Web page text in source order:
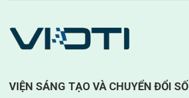
VIỆN SÁNG TẠO VÀ CHUYỂN ĐỔI SỐ